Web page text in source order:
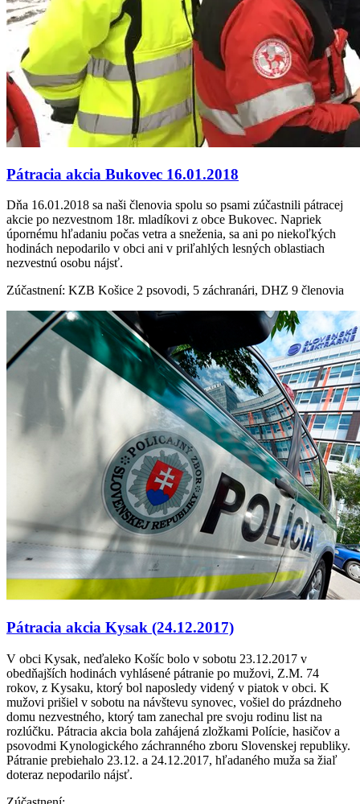
Pátracia akcia Bukovec 16.01.2018
Dňa 16.01.2018 sa naši členovia spolu so psami zúčastnili pátracej
akcie po nezvestnom 18r. mladíkovi z obce Bukovec. Napriek
úpornému hľadaniu počas vetra a sneženia, sa ani po niekoľkých
hodinách nepodarilo v obci ani v priľahlých lesných oblastiach
nezvestnú osobu nájsť.
Zúčastnení: KZB Košice 2 psovodi, 5 záchranári, DHZ 9 členovia
Pátracia akcia Kysak (24.12.2017)
V obci Kysak, neďaleko Košíc bolo v sobotu 23.12.2017 v
obedňajších hodinách vyhlásené pátranie po mužovi, Z.M. 74
rokov, z Kysaku, ktorý bol naposledy videný v piatok v obci. K
mužovi prišiel v sobotu na návštevu synovec, vošiel do prázdneho
domu nezvestného, ktorý tam zanechal pre svoju rodinu list na
rozlúčku. Pátracia akcia bola zahájená zložkami Polície, hasičov a
psovodmi Kynologického záchranného zboru Slovenskej republiky.
Pátranie prebiehalo 23.12. a 24.12.2017, hľadaného muža sa žiaľ
doteraz nepodarilo nájsť.